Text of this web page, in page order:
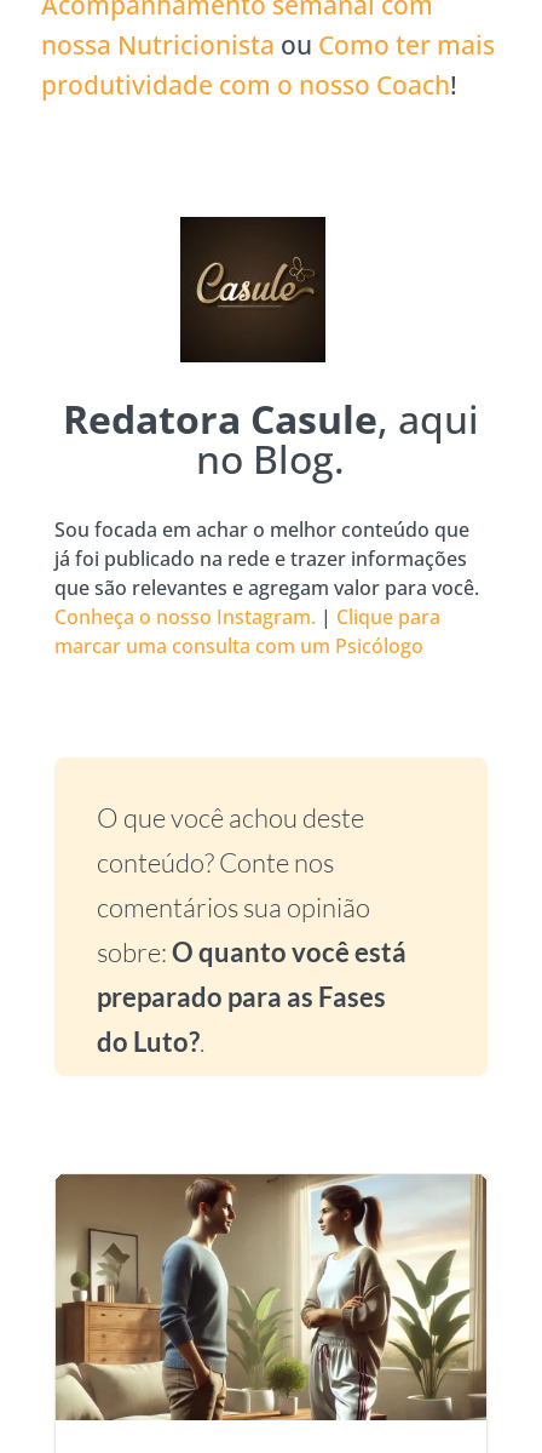
nossa Nutricionista ou Como ter mais
produtividade com o nosso Coach!
Redatora Casule, aqui
no Blog.
Sou focada em achar o melhor conteúdo que
já foi publicado na rede e trazer informações
que são relevantes e agregam valor para você.
Conheça o nosso Instagram. | Clique para
marcar uma consulta com um Psicólogo
O que você achou deste
conteúdo? Conte nos
comentários sua opinião
sobre:O quanto você está
preparado para as Fases
do Luto?.